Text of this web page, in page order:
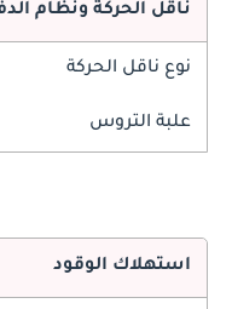
ناقل الحركة ونظام
نوع ناقل الحركة
علبة التروس
استهلاك الوقود